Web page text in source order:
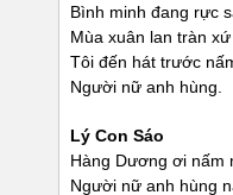
Bình minh đang rực
Mùa xuân lan tràn
Tôi đến hát trước
Người nữ anh hùng.
Lý Con Sáo
Hàng Dương ơi nấm
Người nữ anh hùng